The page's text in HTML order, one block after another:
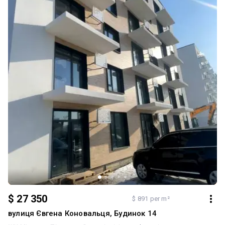
$ 27 350 $ 891 per m²
вулиця Євгена Коновальця, Будинок 14